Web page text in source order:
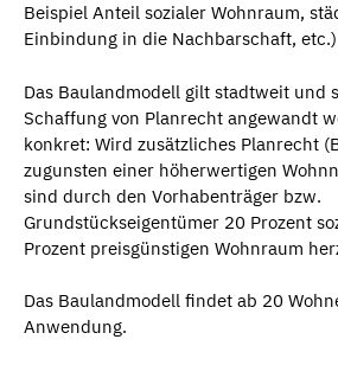
Beispiel Anteil sozialer Wohnraum,
Einbindung in die Nachbarschaft, etc.)
Das Baulandmodell gilt stadtweit und
Schaffung von Planrecht angewandt
konkret: Wird zusätzliches Planrecht
zugunsten einer höherwertigen
sind durch den Vorhabenträger bzw.
Grundstückseigentümer 20 Prozent
Prozent preisgünstigen Wohnraum
Das Baulandmodell findet ab 20
Anwendung.